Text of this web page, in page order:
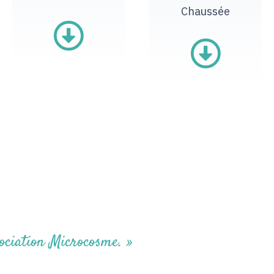
Chaussée
Microcosme. »